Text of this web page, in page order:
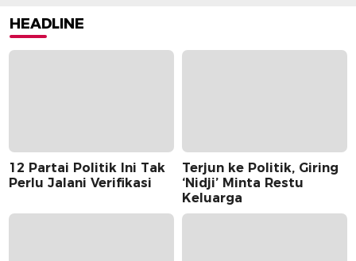
HEADLINE
12 Partai Politik Ini Tak
Perlu Jalani Verifikasi
Terjun ke Politik, Giring
‘Nidji’ Minta Restu
Keluarga